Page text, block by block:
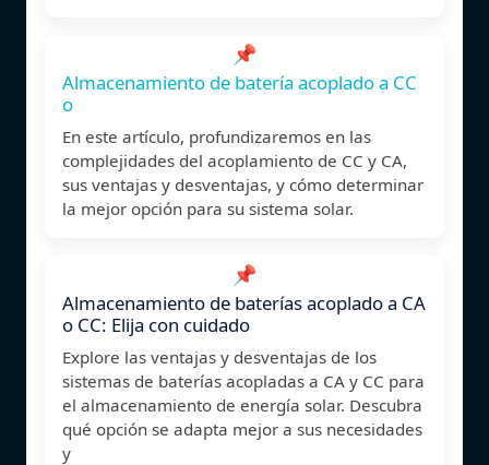
📌
Almacenamiento de batería acoplado a CC
o
En este artículo, profundizaremos en las
complejidades del acoplamiento de CC y CA,
sus ventajas y desventajas, y cómo determinar
la mejor opción para su sistema solar.
📌
Almacenamiento de baterías acoplado a CA
o CC: Elija con cuidado
Explore las ventajas y desventajas de los
sistemas de baterías acopladas a CA y CC para
el almacenamiento de energía solar. Descubra
qué opción se adapta mejor a sus necesidades
y